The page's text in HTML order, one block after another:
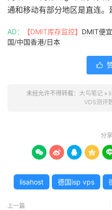
通和移动有部分地区是直连。
AD： 【DMIT库存监控】 DMIT便
国/中国香港/日本

未经允许不得转载： 大鸟笔记»
VDS测评
分
   
lisahost 德国isp vps
上一篇